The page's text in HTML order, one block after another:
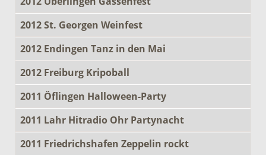
2012 St. Georgen Weinfest
2012 Endingen Tanz in den Mai
2012 Freiburg Kripoball
2011 Öflingen Halloween-Party
2011 Lahr Hitradio Ohr Partynacht
2011 Friedrichshafen Zeppelin rockt